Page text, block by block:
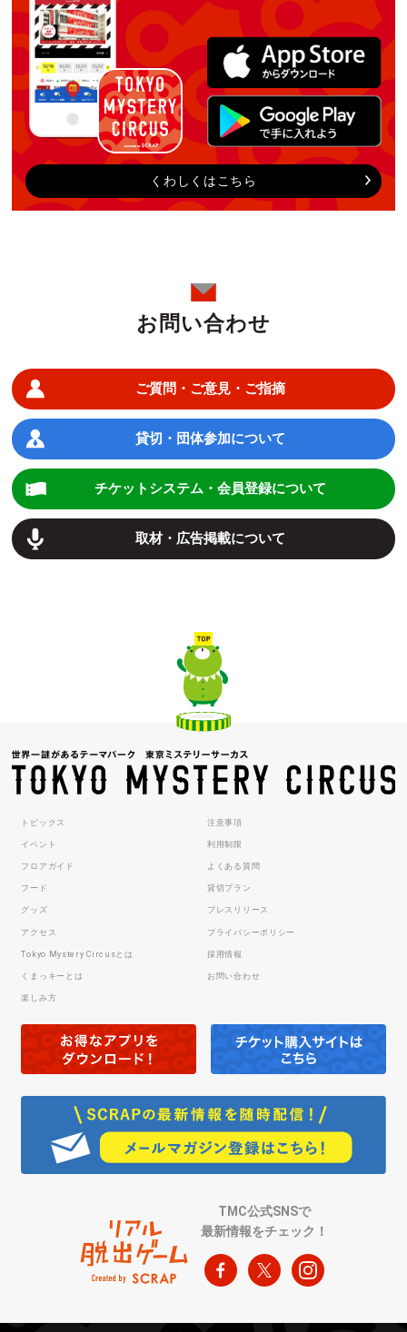
くわしくはこちら
お問い合わせ
ご質問・ご意見・ご指摘
貸切・団体参加について
チケットシステム・会員登録について
取材・広告掲載について
トピックス
イベント
フロアガイド
フード
グッズ
アクセス
Tokyo Mystery Circusとは
くまっキーとは
楽しみ方
注意事項
利用制限
よくある質問
貸切プラン
プレスリリース
プライバシーポリシー
採用情報
お問い合わせ
TMC公式SNSで
最新情報をチェック！